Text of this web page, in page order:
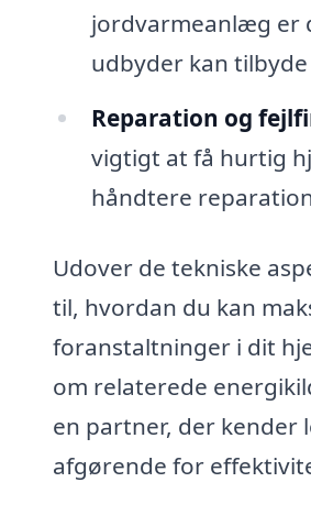
jordvarmeanlæg er
udbyder kan
Reparation og
vigtigt at få hurtig
håndtere
Udover de tekniske
til, hvordan du kan
foranstaltninger i dit
om relaterede
en partner, der kender
afgørende for